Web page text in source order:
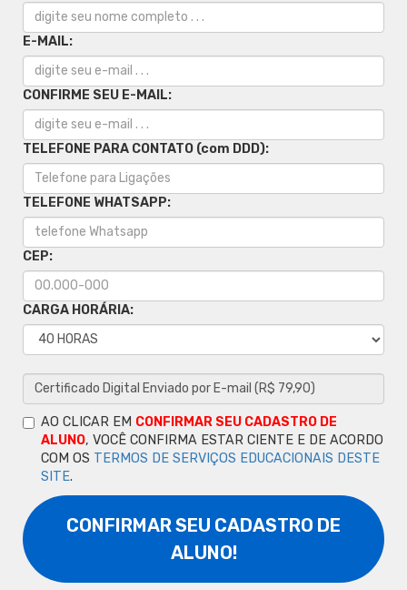
E-MAIL:
CONFIRME SEU E-MAIL:
TELEFONE PARA CONTATO (com DDD):
TELEFONE WHATSAPP:
CEP:
CARGA HORÁRIA:
AO CLICAR EM CONFIRMAR SEU CADASTRO DE
ALUNO, VOCÊ CONFIRMA ESTAR CIENTE E DE ACORDO
COM OS TERMOS DE SERVIÇOS EDUCACIONAIS DESTE
SITE.
CONFIRMAR SEU CADASTRO DE
ALUNO!